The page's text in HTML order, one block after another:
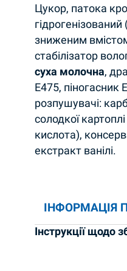
Цукор, патока
гідрогенізований
зниженим
стабілізатор
суха молочна,
Е475, піногасник
розпушувачі:
солодкої
кислота),
екстракт ванілі.
ІНФОРМАЦІЯ
Інструкції щодо